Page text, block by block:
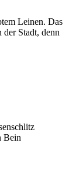
Leinen. Das
Stadt, denn
Bein